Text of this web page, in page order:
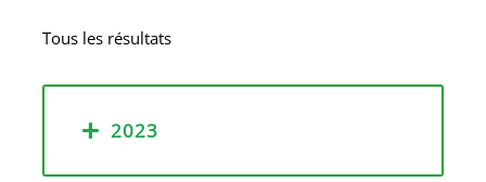
Tous les résultats
2023